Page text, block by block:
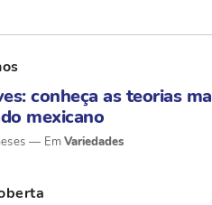
conheça as teorias
mexicano
Variedades